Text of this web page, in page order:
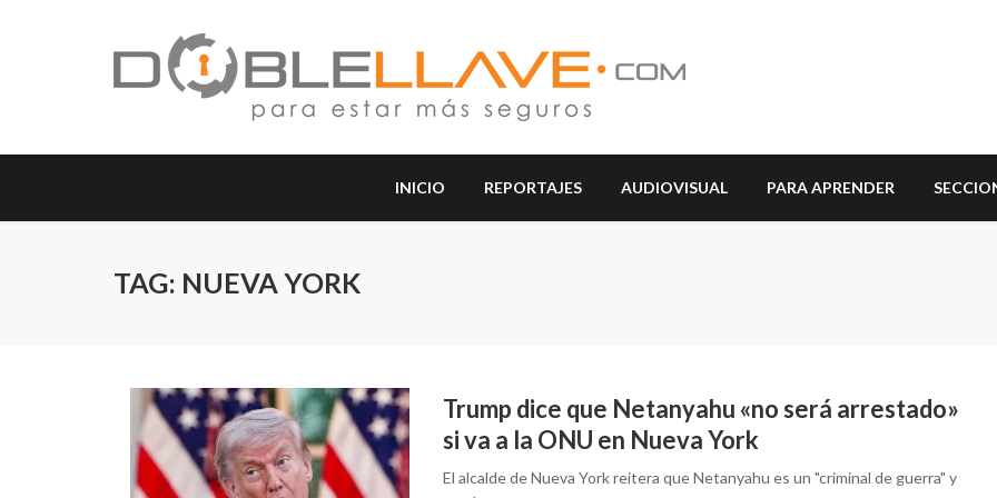
INICIO REPORTAJES AUDIOVISUAL PARA APRENDER
TAG: NUEVA YORK
Trump dice que Netanyahu «no será arrestado»
si va a la ONU en Nueva York
El alcalde de Nueva York reitera que Netanyahu es un "criminal de guerra" y